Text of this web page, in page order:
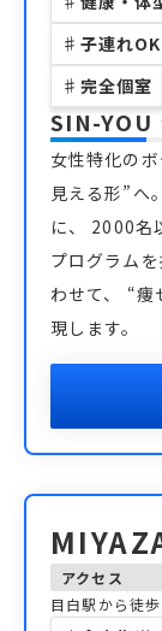
♯ 子連れOK
♯ 完全個室
SIN-YOU
女性特化の
見える形”へ
に、 2000名
プログラム
わせて、 “
現します。
アクセス
目白駅から徒